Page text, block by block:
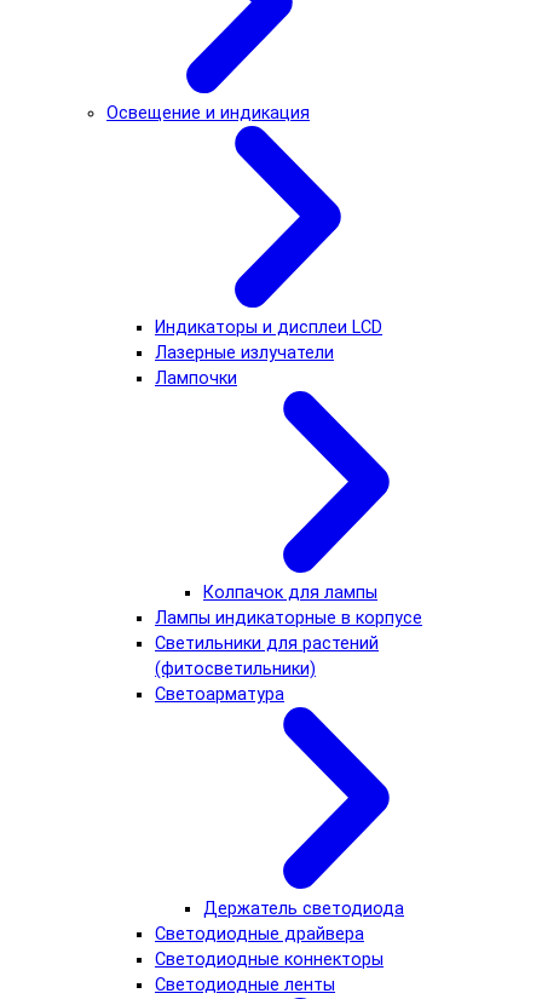
Освещение и индикация
Индикаторы и дисплеи LCD
Лазерные излучатели
Лампочки
Колпачок для лампы
Лампы индикаторные в корпусе
Светильники для растений
(фитосветильники)
Светоарматура
Держатель светодиода
Светодиодные драйвера
Светодиодные коннекторы
Светодиодные ленты